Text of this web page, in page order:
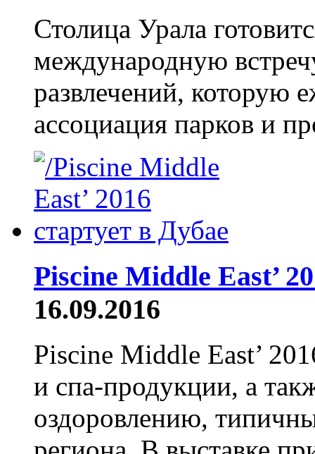
Столица Урала
международную
развлечений, которую
ассоциация парков и
Piscine Middle East’
16.09.2016
Piscine Middle East’
и спа-продукции, а
оздоровлению,